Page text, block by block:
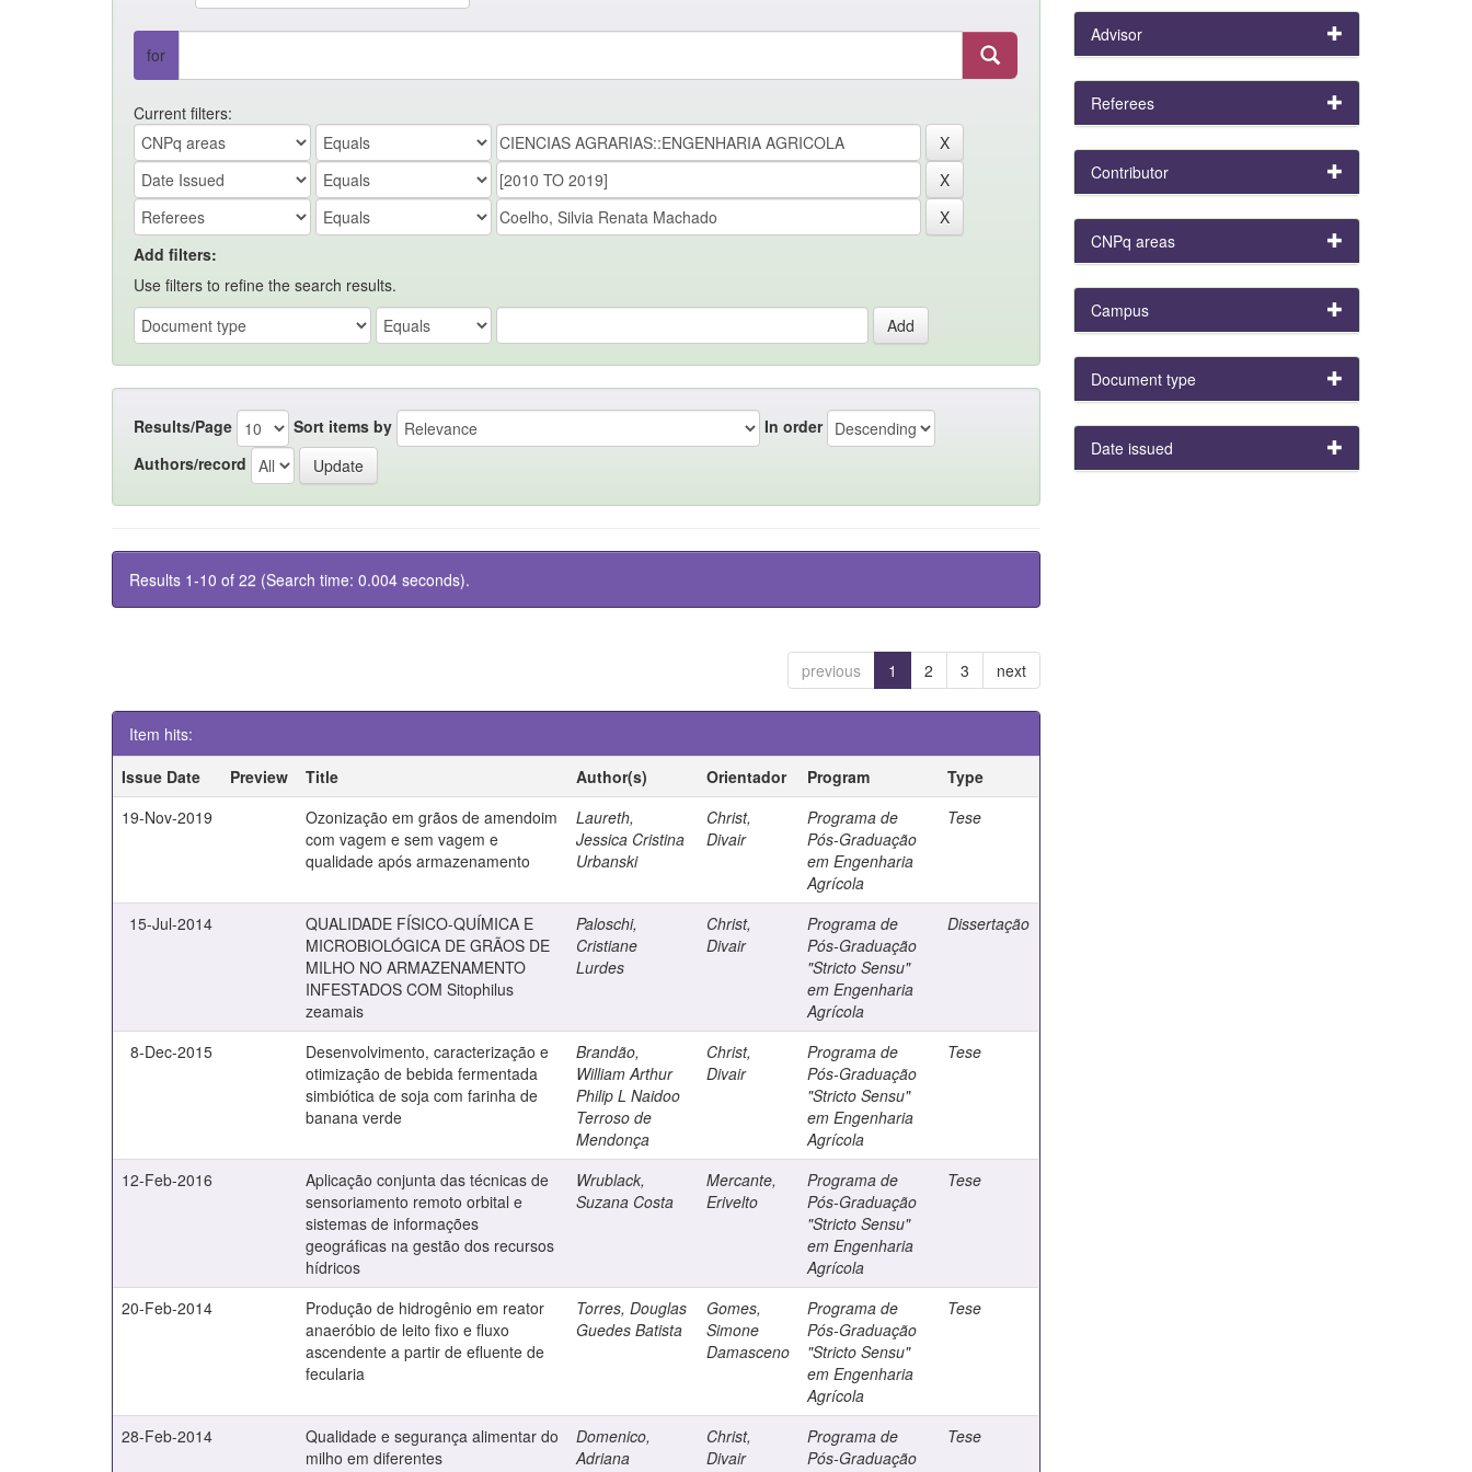
for
Current filters:
Add filters:
Use filters to refine the search results.
Results/Page Sort items by
In order
Authors/record
Results 1-10 of 22 (Search time: 0.004 seconds).
previous 1 2 3 next
Item hits:
Issue Date
Preview Title Author(s) Orientador Program
Type
19-Nov-2019
Ozonização em grãos de amendoim
com vagem e sem vagem e
qualidade após armazenamento
Laureth,
Jessica Cristina
Urbanski
Christ,
Divair
Programa de
Pós-Graduação
em Engenharia
Agrícola
Tese
15-Jul-2014
QUALIDADE FÍSICO-QUÍMICA E
MICROBIOLÓGICA DE GRÃOS DE
MILHO NO ARMAZENAMENTO
INFESTADOS COM Sitophilus
zeamais
Paloschi,
Cristiane
Lurdes
Christ,
Divair
Programa de
Pós-Graduação
"Stricto Sensu"
em Engenharia
Agrícola
Dissertação
8-Dec-2015
Desenvolvimento, caracterização e
otimização de bebida fermentada
simbiótica de soja com farinha de
banana verde
Brandão,
William Arthur
Philip L Naidoo
Terroso de
Mendonça
Christ,
Divair
Programa de
Pós-Graduação
"Stricto Sensu"
em Engenharia
Agrícola
Tese
12-Feb-2016
Aplicação conjunta das técnicas de
sensoriamento remoto orbital e
sistemas de informações
geográficas na gestão dos recursos
hídricos
Wrublack,
Suzana Costa
Mercante,
Erivelto
Programa de
Pós-Graduação
"Stricto Sensu"
em Engenharia
Agrícola
Tese
20-Feb-2014
Produção de hidrogênio em reator
anaeróbio de leito fixo e fluxo
ascendente a partir de efluente de
fecularia
Torres, Douglas
Guedes Batista
Gomes,
Simone
Damasceno
Programa de
Pós-Graduação
"Stricto Sensu"
em Engenharia
Agrícola
Tese
28-Feb-2014
Qualidade e segurança alimentar do
milho em diferentes
Domenico,
Adriana
Christ,
Divair
Programa de
Pós-Graduação
Tese
Advisor
Referees
Contributor
CNPq areas
Campus
Document type
Date issued